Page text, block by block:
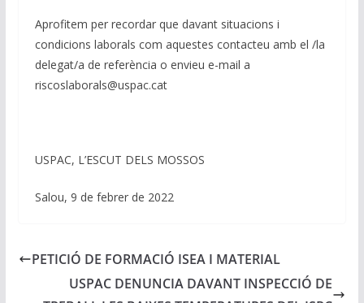
Aprofitem per recordar que davant situacions i
condicions laborals com aquestes contacteu amb el /la
delegat/a de referència o envieu e-mail a
riscoslaborals@uspac.cat
USPAC, L’ESCUT DELS MOSSOS
Salou, 9 de febrer de 2022
PETICIÓ DE FORMACIÓ ISEA I MATERIAL
USPAC DENUNCIA DAVANT INSPECCIÓ DE